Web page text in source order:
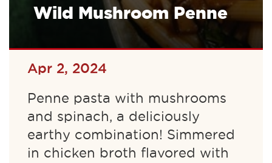
Wild Mushroom Penne
Apr 2, 2024
Penne pasta with mushrooms
and spinach, a deliciously
earthy combination! Simmered
in chicken broth flavored with